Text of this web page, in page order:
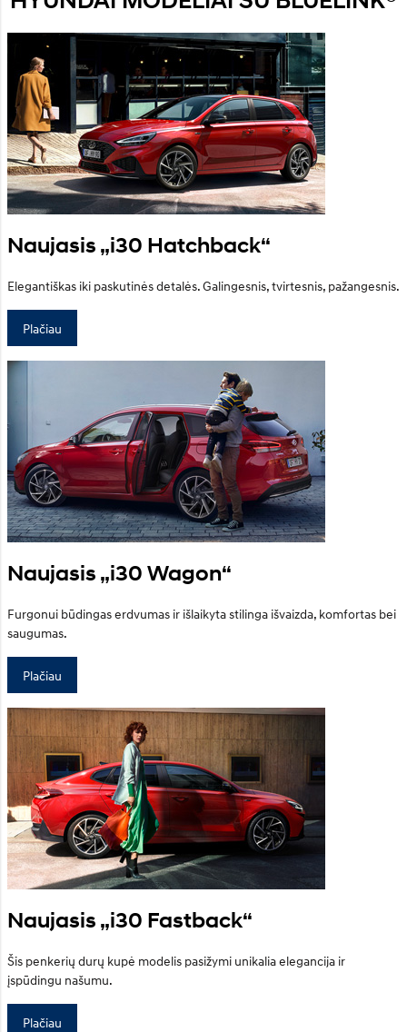
Naujasis „i30 Hatchback“
Elegantiškas iki paskutinės detalės. Galingesnis, tvirtesnis, pažangesnis.
Plačiau
Naujasis „i30 Wagon“
Furgonui būdingas erdvumas ir išlaikyta stilinga išvaizda, komfortas bei
saugumas.
Plačiau
Naujasis „i30 Fastback“
Šis penkerių durų kupė modelis pasižymi unikalia elegancija ir
įspūdingu našumu.
Plačiau